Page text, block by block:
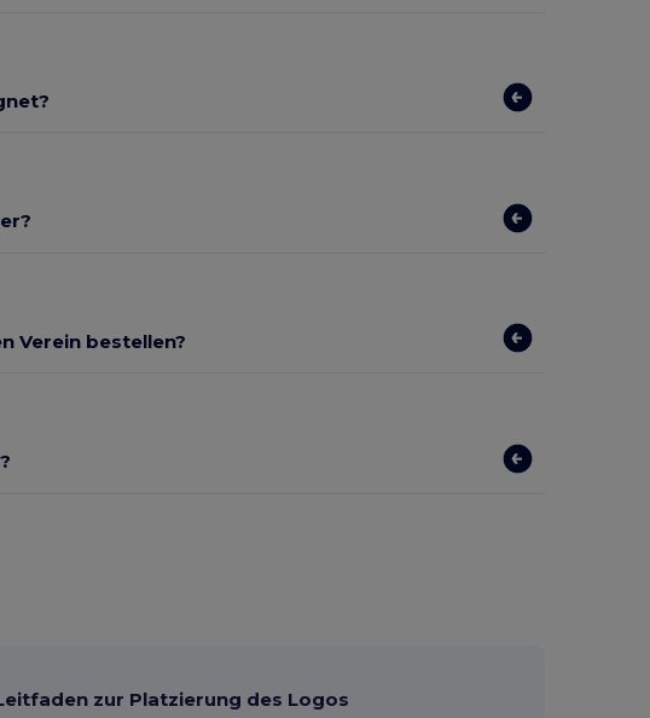
Verein bestellen?
zur Platzierung des Logos